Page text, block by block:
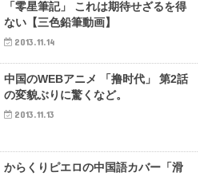
「零星筆記」 これは期待せざるを得
ない【三色鉛筆動画】
2013.11.14
中国のWEBアニメ 「撸时代」 第2話
の変貌ぶりに驚くなど。
2013.11.13
からくりピエロの中国語カバー「滑